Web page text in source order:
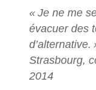
« Je ne me
évacuer des
d’alternative.
Strasbourg,
2014